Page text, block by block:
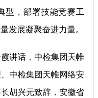
型，部署技能竞赛工
发展凝聚奋进力量。
讲话，中检集团天帷
中检集团天帷网络安
胡兴元致辞，安徽省